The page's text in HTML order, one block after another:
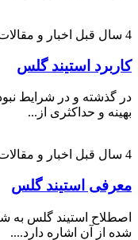
4 سال قبل اخبار و
کاربرد استیند گلس
در گذشته و در شرایط
بهینه و حداکثری از...
4 سال قبل اخبار و
معرفی استیند گلس
اصطلاح استیند گلس به
شده از آن اشاره دارد....